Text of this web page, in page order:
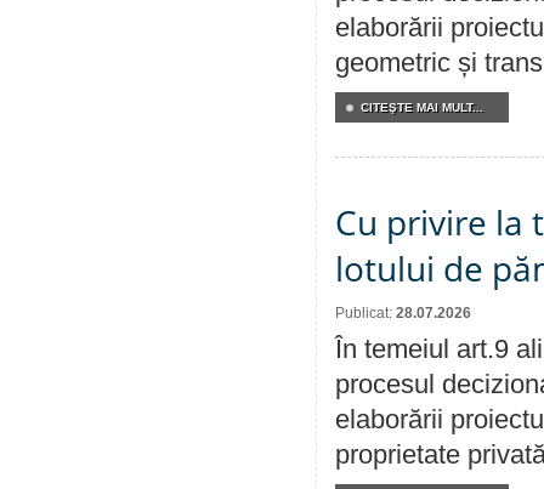
elaborării
geometric și
CITEŞTE MAI MULT...
Cu privire la
lotului de
Publicat: 28.07.2026
În temeiul art.9
procesul
elaborării
proprietate